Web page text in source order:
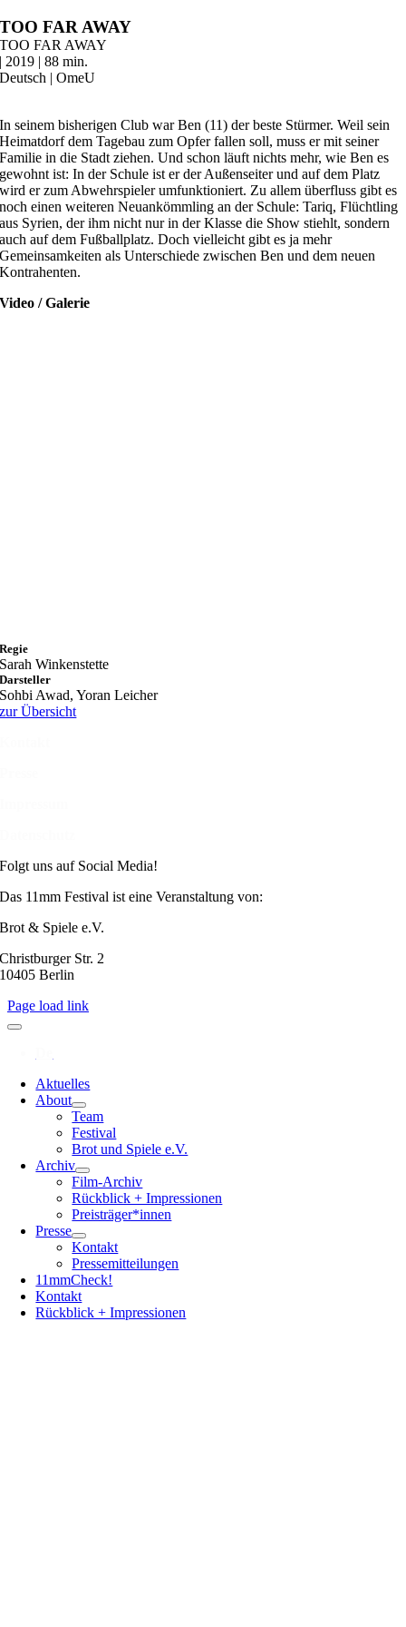
Zum
Inhalt
springen
TOO FAR AWAY
TOO FAR AWAY
| 2019 | 88 min.
Deutsch | OmeU
In seinem bisherigen Club war Ben (11) der beste Stürmer. Weil sein
Heimatdorf dem Tagebau zum Opfer fallen soll, muss er mit seiner
Familie in die Stadt ziehen. Und schon läuft nichts mehr, wie Ben es
gewohnt ist: In der Schule ist er der Außenseiter und auf dem Platz
wird er zum Abwehrspieler umfunktioniert. Zu allem überfluss gibt es
noch einen weiteren Neuankömmling an der Schule: Tariq, Flüchtling
aus Syrien, der ihm nicht nur in der Klasse die Show stiehlt, sondern
auch auf dem Fußballplatz. Doch vielleicht gibt es ja mehr
Gemeinsamkeiten als Unterschiede zwischen Ben und dem neuen
Kontrahenten.
Video / Galerie
Regie
Sarah Winkenstette
Darsteller
Sohbi Awad, Yoran Leicher
zur Übersicht
Folgt uns auf Social Media!
Das 11mm Festival ist eine Veranstaltung von:
Brot & Spiele e.V.
Christburger Str. 2
10405 Berlin
Page load link
Aktuelles
About
Team
Festival
Brot und Spiele e.V.
Archiv
Film-Archiv
Rückblick + Impressionen
Preisträger*innen
Presse
Kontakt
Pressemitteilungen
11mmCheck!
Kontakt
Rückblick + Impressionen